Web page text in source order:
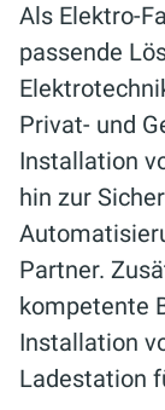
Als Elektro-
passende
Privat- und
Installation
hin zur
Partner.
kompetente
Installation
Ladestation